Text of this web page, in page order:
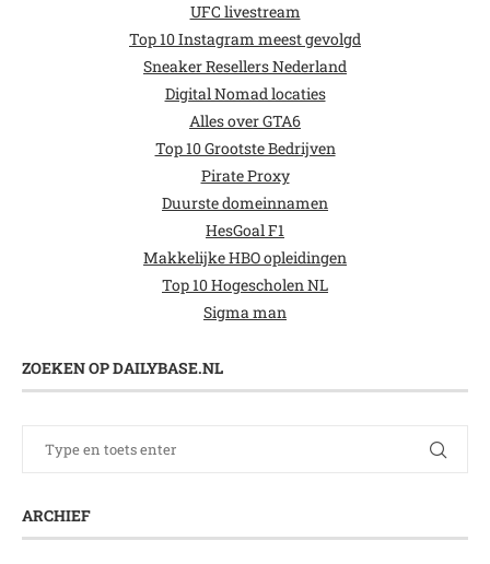
UFC livestream
Top 10 Instagram meest gevolgd
Sneaker Resellers Nederland
Digital Nomad locaties
Alles over GTA6
Top 10 Grootste Bedrijven
Pirate Proxy
Duurste domeinnamen
HesGoal F1
Makkelijke HBO opleidingen
Top 10 Hogescholen NL
Sigma man
ZOEKEN OP DAILYBASE.NL
ARCHIEF